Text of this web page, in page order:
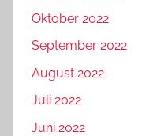
Oktober 2022
September 2022
August 2022
Juli 2022
Juni 2022